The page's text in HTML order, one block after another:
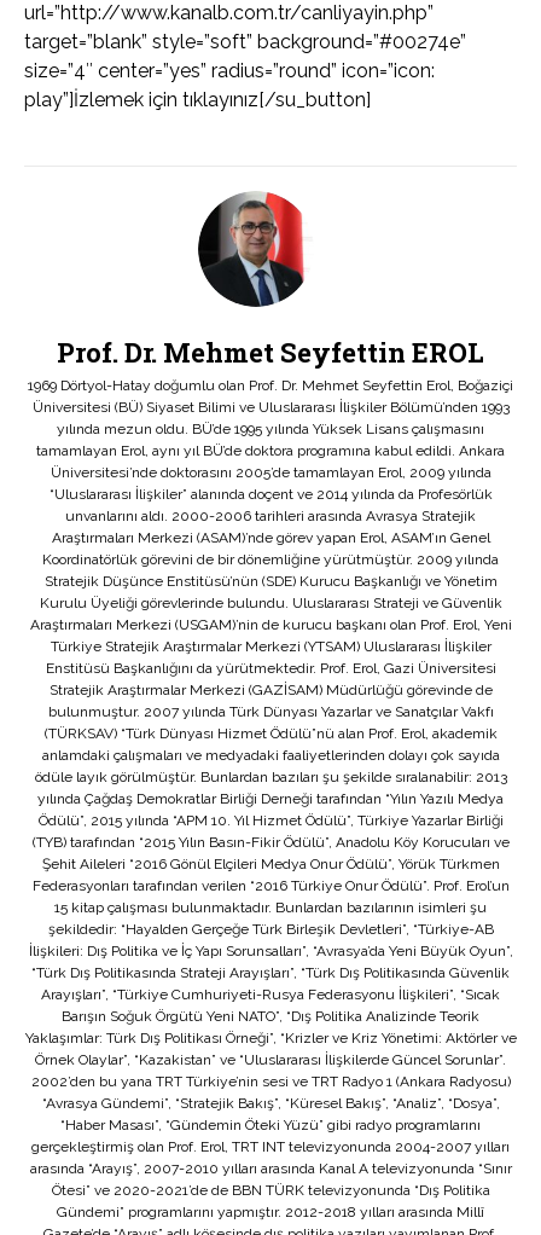
url=”http://www.kanalb.com.tr/canliyayin.php”
target=”blank” style=”soft” background=”#00274e”
size=”4″ center=”yes” radius=”round” icon=”icon:
play”]İzlemek için tıklayınız[/su_button]
Prof. Dr. Mehmet Seyfettin EROL
1969 Dörtyol-Hatay doğumlu olan Prof. Dr. Mehmet Seyfettin Erol, Boğaziçi
Üniversitesi (BÜ) Siyaset Bilimi ve Uluslararası İlişkiler Bölümü’nden 1993
yılında mezun oldu. BÜ’de 1995 yılında Yüksek Lisans çalışmasını
tamamlayan Erol, aynı yıl BÜ’de doktora programına kabul edildi. Ankara
Üniversitesi’nde doktorasını 2005’de tamamlayan Erol, 2009 yılında
“Uluslararası İlişkiler” alanında doçent ve 2014 yılında da Profesörlük
unvanlarını aldı. 2000-2006 tarihleri arasında Avrasya Stratejik
Araştırmaları Merkezi (ASAM)’nde görev yapan Erol, ASAM’ın Genel
Koordinatörlük görevini de bir dönemliğine yürütmüştür. 2009 yılında
Stratejik Düşünce Enstitüsü’nün (SDE) Kurucu Başkanlığı ve Yönetim
Kurulu Üyeliği görevlerinde bulundu. Uluslararası Strateji ve Güvenlik
Araştırmaları Merkezi (USGAM)’nin de kurucu başkanı olan Prof. Erol, Yeni
Türkiye Stratejik Araştırmalar Merkezi (YTSAM) Uluslararası İlişkiler
Enstitüsü Başkanlığını da yürütmektedir. Prof. Erol, Gazi Üniversitesi
Stratejik Araştırmalar Merkezi (GAZİSAM) Müdürlüğü görevinde de
bulunmuştur. 2007 yılında Türk Dünyası Yazarlar ve Sanatçılar Vakfı
(TÜRKSAV) “Türk Dünyası Hizmet Ödülü”nü alan Prof. Erol, akademik
anlamdaki çalışmaları ve medyadaki faaliyetlerinden dolayı çok sayıda
ödüle layık görülmüştür. Bunlardan bazıları şu şekilde sıralanabilir: 2013
yılında Çağdaş Demokratlar Birliği Derneği tarafından “Yılın Yazılı Medya
Ödülü”, 2015 yılında “APM 10. Yıl Hizmet Ödülü”, Türkiye Yazarlar Birliği
(TYB) tarafından “2015 Yılın Basın-Fikir Ödülü”, Anadolu Köy Korucuları ve
Şehit Aileleri “2016 Gönül Elçileri Medya Onur Ödülü”, Yörük Türkmen
Federasyonları tarafından verilen “2016 Türkiye Onur Ödülü”. Prof. Erol’un
15 kitap çalışması bulunmaktadır. Bunlardan bazılarının isimleri şu
şekildedir: “Hayalden Gerçeğe Türk Birleşik Devletleri”, “Türkiye-AB
İlişkileri: Dış Politika ve İç Yapı Sorunsalları”, “Avrasya’da Yeni Büyük Oyun”,
“Türk Dış Politikasında Strateji Arayışları”, “Türk Dış Politikasında Güvenlik
Arayışları”, “Türkiye Cumhuriyeti-Rusya Federasyonu İlişkileri”, “Sıcak
Barışın Soğuk Örgütü Yeni NATO”, “Dış Politika Analizinde Teorik
Yaklaşımlar: Türk Dış Politikası Örneği”, “Krizler ve Kriz Yönetimi: Aktörler ve
Örnek Olaylar”, “Kazakistan” ve “Uluslararası İlişkilerde Güncel Sorunlar”.
2002’den bu yana TRT Türkiye’nin sesi ve TRT Radyo 1 (Ankara Radyosu)
“Avrasya Gündemi”, “Stratejik Bakış”, “Küresel Bakış”, “Analiz”, “Dosya”,
“Haber Masası”, “Gündemin Öteki Yüzü” gibi radyo programlarını
gerçekleştirmiş olan Prof. Erol, TRT INT televizyonunda 2004-2007 yılları
arasında “Arayış”, 2007-2010 yılları arasında Kanal A televizyonunda “Sınır
Ötesi” ve 2020-2021’de de BBN TÜRK televizyonunda “Dış Politika
Gündemi” programlarını yapmıştır. 2012-2018 yılları arasında Millî